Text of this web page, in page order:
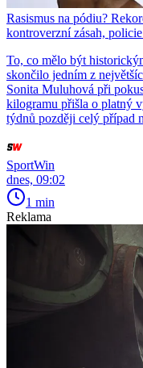
Rasismus na pódiu?
kontroverzní zásah,
To, co mělo být
skončilo jedním z
Sonita Muluhová při
kilogramu přišla o platný
týdnů později celý případ
SportWin
dnes, 09:02
1 min
Reklama